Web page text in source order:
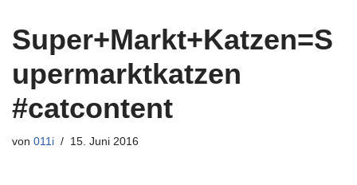
Super+Markt+Katzen=S
upermarktkatzen
#catcontent
von 011i 15. Juni 2016